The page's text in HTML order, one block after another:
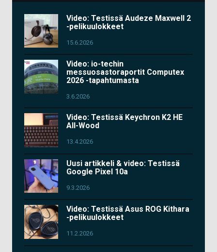
Video: Testissä Audeze Maxwell 2
-pelikuulokkeet
15.6.2026
Video: io-techin
messuosastoraportit Computex
2026 -tapahtumasta
3.6.2026
Video: Testissä Keychron K2 HE
All-Wood
13.4.2026
Uusi artikkeli & video: Testissä
Google Pixel 10a
9.3.2026
Video: Testissä Asus ROG Kithara
-pelikuulokkeet
11.2.2026